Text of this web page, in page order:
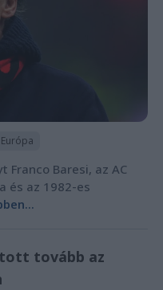
Európa
Franco Baresi, az AC
és az 1982-es
tovább az